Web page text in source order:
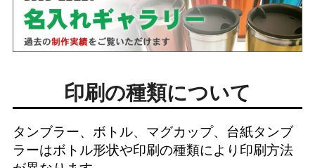
印刷の種類について
タンブラー、ボトル、マグカップ、台紙タンブ
ラーはボトル形状や印刷の種類により印刷方法